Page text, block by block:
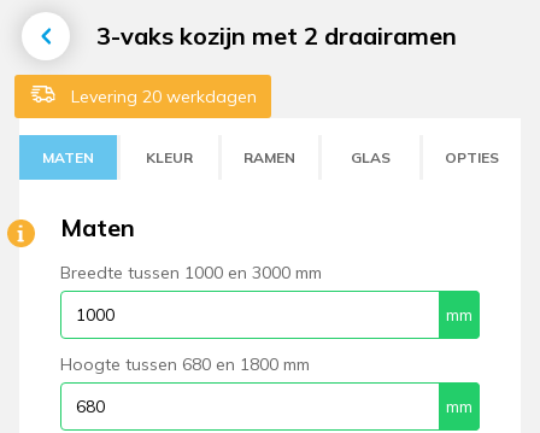
3-vaks kozijn met 2 draairamen
Levering 20 werkdagen
MATEN KLEUR RAMEN GLAS OPTIES
Maten
Breedte tussen 1000 en 3000 mm
Hoogte tussen 680 en 1800 mm